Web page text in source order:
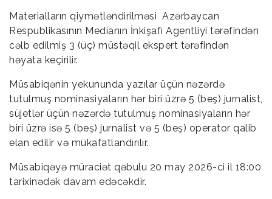
Materialların qiymətləndirilməsi Azərbaycan
Respublikasının Medianın İnkişafı Agentliyi tərəfindən
cəlb edilmiş 3 (üç) müstəqil ekspert tərəfindən
həyata keçirilir.
Müsabiqənin yekununda yazılar üçün nəzərdə
tutulmuş nominasiyaların hər biri üzrə 5 (beş) jurnalist,
süjetlər üçün nəzərdə tutulmuş nominasiyaların hər
biri üzrə isə 5 (beş) jurnalist və 5 (beş) operator qalib
elan edilir və mükafatlandırılır.
Müsabiqəyə müraciət qəbulu 20 may 2026-ci il 18:00
tarixinədək davam edəcəkdir.